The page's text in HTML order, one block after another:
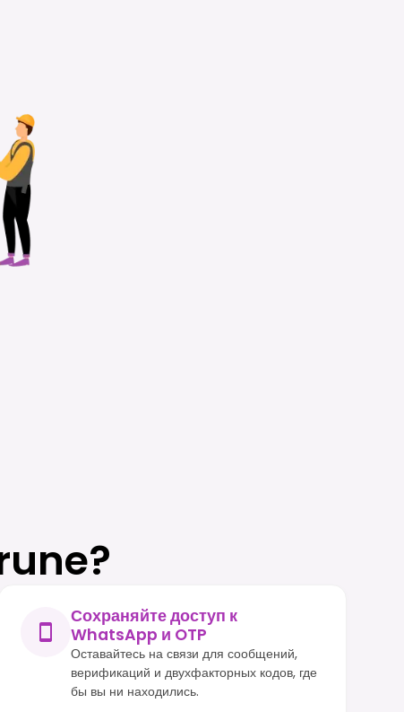
Сохраняйте доступ к
WhatsApp и OTP
Оставайтесь на связи для сообщений,
верификаций и двухфакторных кодов, где
бы вы ни находились.